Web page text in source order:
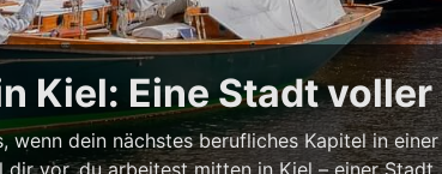
Kiel: Eine Stadt
wenn dein nächstes berufliches Kapitel in